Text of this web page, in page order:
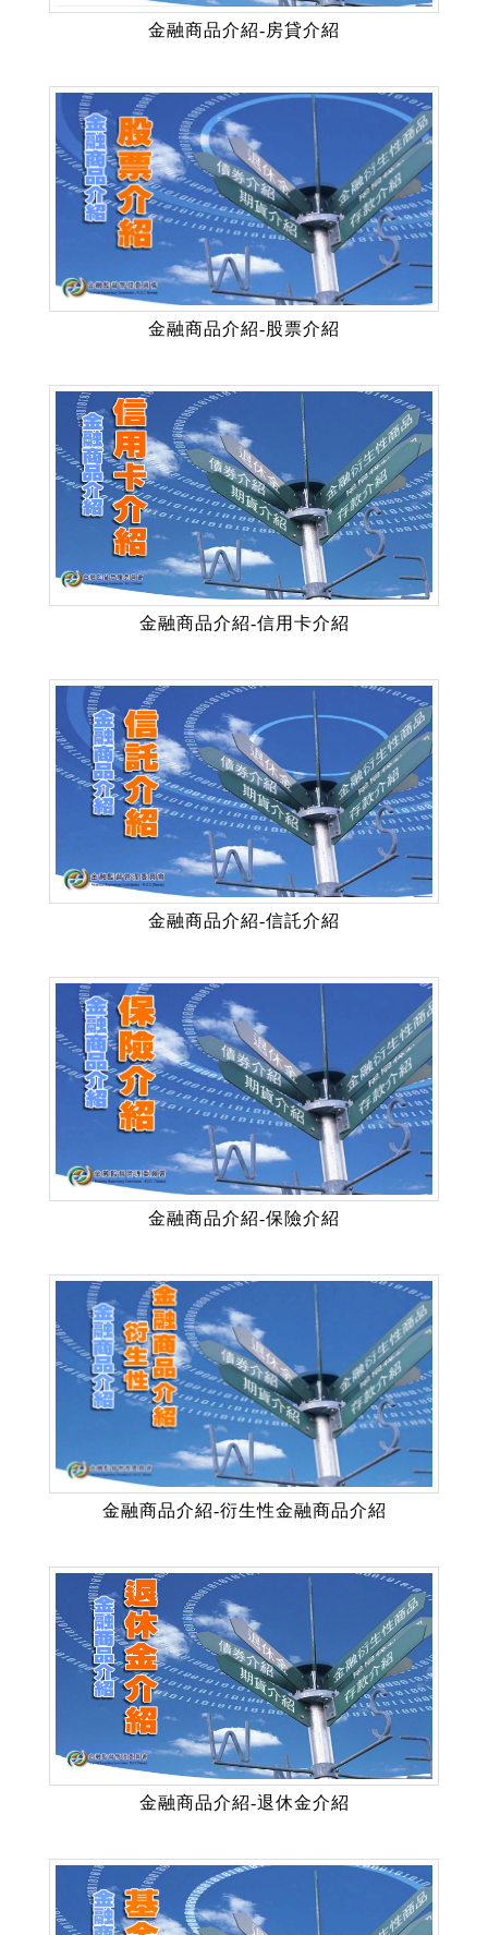
金融商品介紹-房貸介紹
金融商品介紹-股票介紹
金融商品介紹-信用卡介紹
金融商品介紹-信託介紹
金融商品介紹-保險介紹
金融商品介紹-衍生性金融商品介紹
金融商品介紹-退休金介紹